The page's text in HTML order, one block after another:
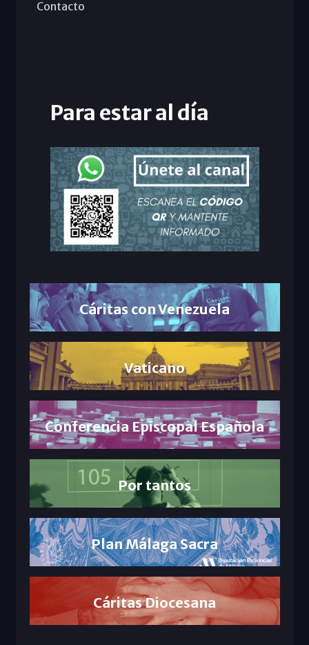
Contacto
Para estar al día
Cáritas con Venezuela
Vaticano
Conferencia Episcopal Española
Por tantos
Plan Málaga Sacra
Cáritas Diocesana